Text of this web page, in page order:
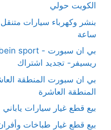
الكويت حولي
ساعة
ريسيفر- تجديد اشتراك
بي ان سبورت المنطقة
المنطقة العاشرة
بيع قطع غيار سيارات ياباني
بيع قطع غيار طباخات